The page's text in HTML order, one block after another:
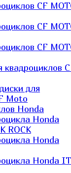
CF
CF
CF
для
Moto
Honda
Honda
ROCK
Honda
Honda